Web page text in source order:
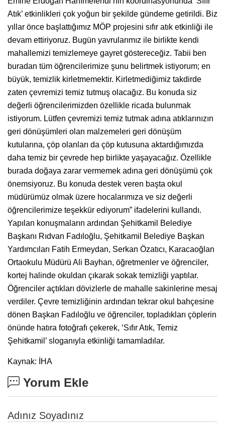
Atık’ etkinlikleri çok yoğun bir şekilde gündeme getirildi. Biz
yıllar önce başlattığımız MÖP projesini sıfır atık etkinliği ile
devam ettiriyoruz. Bugün yavrularımız ile birlikte kendi
mahallemizi temizlemeye gayret göstereceğiz. Tabii ben
buradan tüm öğrencilerimize şunu belirtmek istiyorum; en
büyük, temizlik kirletmemektir. Kirletmediğimiz takdirde
zaten çevremizi temiz tutmuş olacağız. Bu konuda siz
değerli öğrencilerimizden özellikle ricada bulunmak
istiyorum. Lütfen çevremizi temiz tutmak adına atıklarınızın
geri dönüşümleri olan malzemeleri geri dönüşüm
kutularına, çöp olanları da çöp kutusuna aktardığımızda
daha temiz bir çevrede hep birlikte yaşayacağız. Özellikle
burada doğaya zarar vermemek adına geri dönüşümü çok
önemsiyoruz. Bu konuda destek veren başta okul
müdürümüz olmak üzere hocalarımıza ve siz değerli
öğrencilerimize teşekkür ediyorum” ifadelerini kullandı.
Yapılan konuşmaların ardından Şehitkamil Belediye
Başkanı Rıdvan Fadıloğlu, Şehitkamil Belediye Başkan
Yardımcıları Fatih Ermeydan, Serkan Özatıcı, Karacaoğlan
Ortaokulu Müdürü Ali Bayhan, öğretmenler ve öğrenciler,
kortej halinde okuldan çıkarak sokak temizliği yaptılar.
Öğrenciler açtıkları dövizlerle de mahalle sakinlerine mesaj
verdiler. Çevre temizliğinin ardından tekrar okul bahçesine
dönen Başkan Fadıloğlu ve öğrenciler, topladıkları çöplerin
önünde hatıra fotoğrafı çekerek, ‘Sıfır Atık, Temiz
Şehitkamil’ sloganıyla etkinliği tamamladılar.
Kaynak: İHA
Yorum Ekle
Adınız Soyadınız